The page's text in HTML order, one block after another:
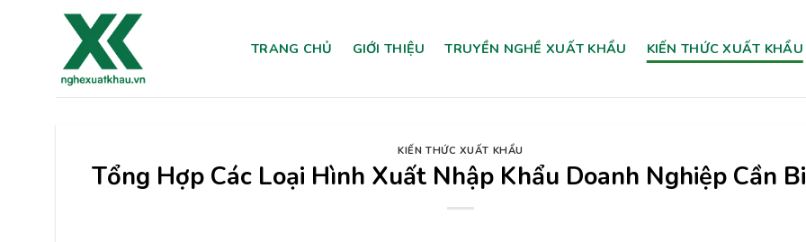
TRANG CHỦ GIỚI THIỆU TRUYỀN NGHỀ XUẤT KHẨU KIẾN THỨC XUẤT KHẨU
KIẾN THỨC XUẤT KHẨU
Tổng Hợp Các Loại Hình Xuất Nhập Khẩu Doanh Nghiệp Cần